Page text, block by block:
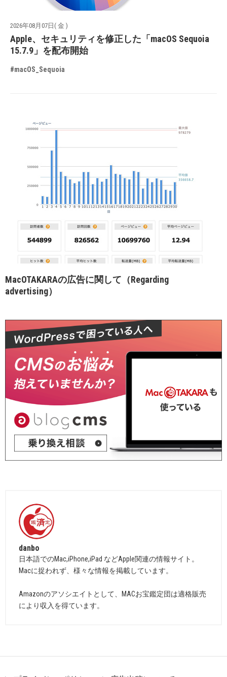
2026年08月07日( 金 )
Apple、セキュリティを修正した「macOS Sequoia
15.7.9」を配布開始
#macOS_Sequoia
MacOTAKARAの広告に関して（Regarding
advertising）
danbo
日本語でのMac,iPhone,iPad などApple関連の情報サイト。
Macに捉われず、様々な情報を掲載しています。
Amazonのアソシエイトとして、MACお宝鑑定団は適格販売
により収入を得ています。